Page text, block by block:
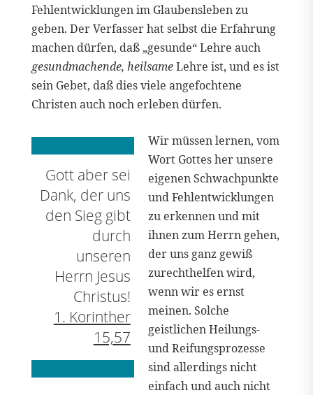
Fehlentwicklungen im Glaubensleben zu
geben. Der Verfasser hat selbst die Erfahrung
machen dürfen, daß „gesunde“ Lehre auch
gesundmachende, heilsameLehre ist, und es ist
sein Gebet, daß dies viele angefochtene
Christen auch noch erleben dürfen.
Gott aber sei
Dank, der uns
den Sieg gibt
durch
unseren
Herrn Jesus
Christus!
1. Korinther
15,57
Wir müssen lernen, vom
Wort Gottes her unsere
eigenen Schwachpunkte
und Fehlentwicklungen
zu erkennen und mit
ihnen zum Herrn gehen,
der uns ganz gewiß
zurechthelfen wird,
wenn wir es ernst
meinen. Solche
geistlichen Heilungs-
und Reifungsprozesse
sind allerdings nicht
einfach und auch nicht